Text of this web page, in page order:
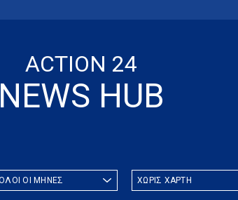
ACTION 24
NEWS HUB